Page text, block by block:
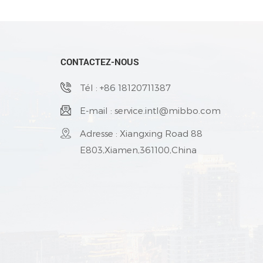
CONTACTEZ-NOUS
Tél : +86 18120711387
E-mail : service.intl@mibbo.com
Adresse : Xiangxing Road 88
E803,Xiamen,361100,China